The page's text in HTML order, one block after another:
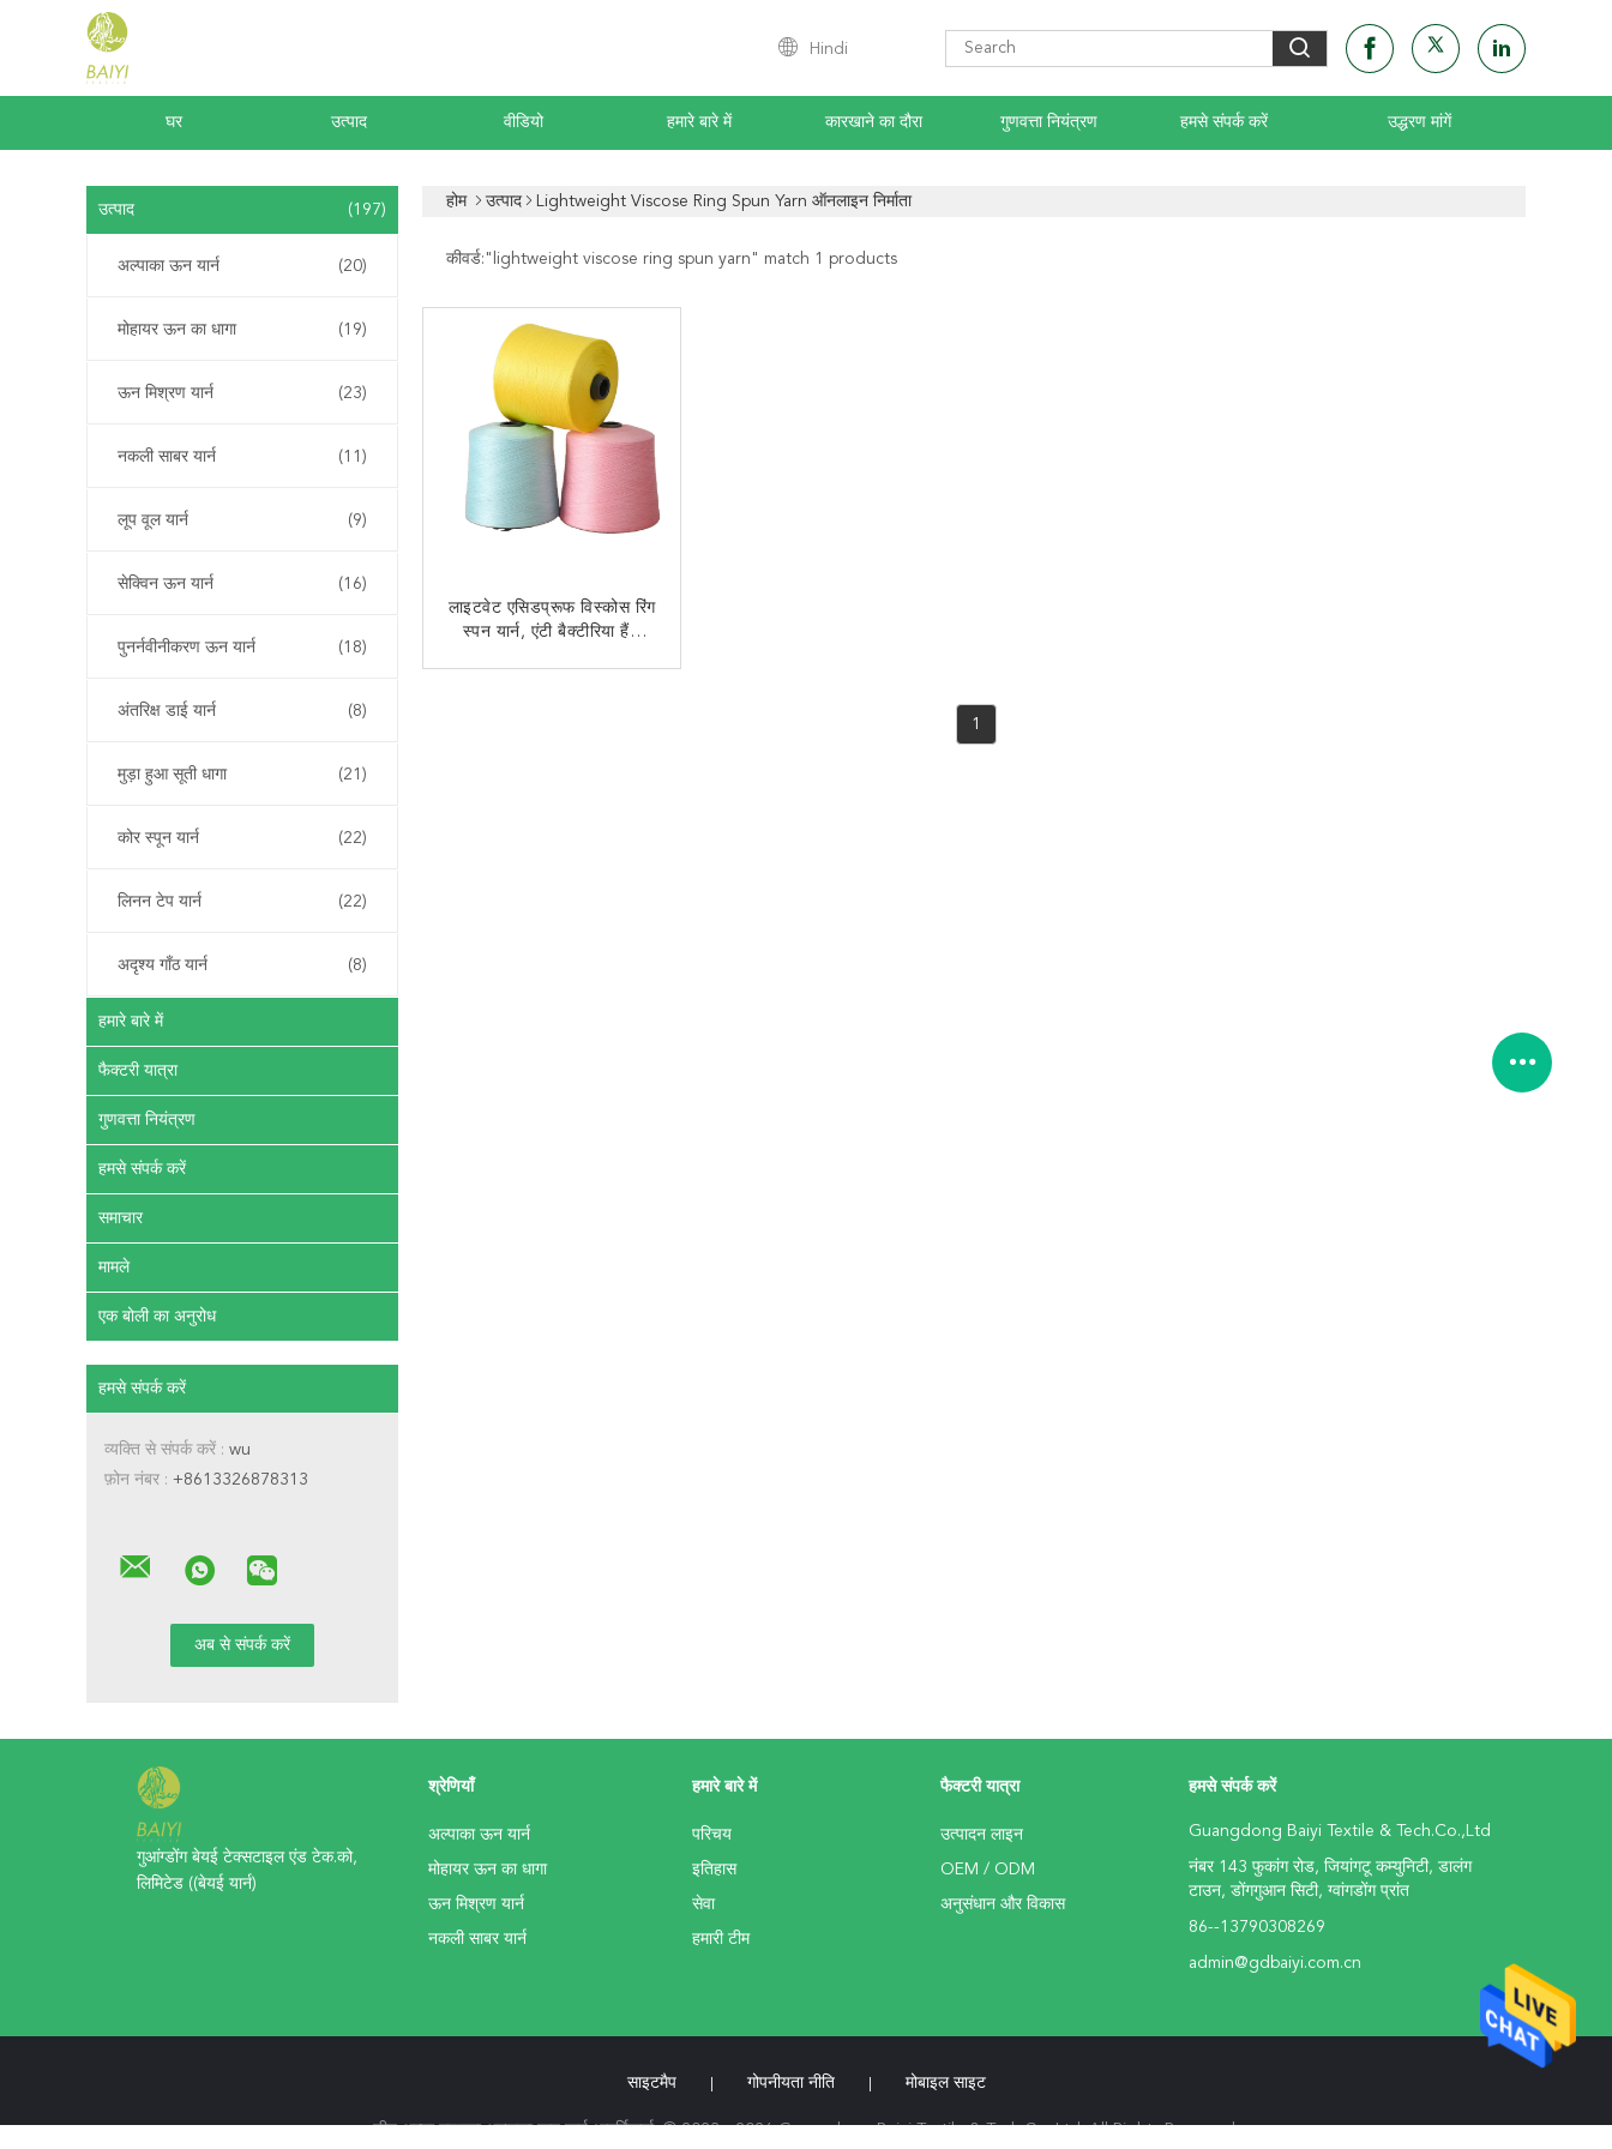
Hindi
घर उत्पाद वीडियो हमारे बारे में कारखाने का दौरा गुणवत्ता नियंत्रण हमसे संपर्क करें उद्धरण मांगें
उत्पाद (197)
अल्पाका ऊन यार्न (20)
मोहायर ऊन का धागा (19)
ऊन मिश्रण यार्न (23)
नकली साबर यार्न (11)
लूप वूल यार्न (9)
सेक्विन ऊन यार्न (16)
पुनर्नवीनीकरण ऊन यार्न (18)
अंतरिक्ष डाई यार्न (8)
मुड़ा हुआ सूती धागा (21)
कोर स्पून यार्न (22)
लिनन टेप यार्न (22)
अदृश्य गाँठ यार्न (8)
हमारे बारे में
फैक्टरी यात्रा
गुणवत्ता नियंत्रण
हमसे संपर्क करें
समाचार
मामले
एक बोली का अनुरोध
हमसे संपर्क करें
व्यक्ति से संपर्क करें : wu
फ़ोन नंबर : +8613326878313
होम उत्पाद Lightweight Viscose Ring Spun Yarn ऑनलाइन निर्माता
कीवर्ड:" lightweight viscose ring spun yarn " match 1 products
लाइटवेट एसिडप्रूफ विस्कोस रिंग
स्पन यार्न, एंटी बैक्टीरिया हैंड
1
गुआंग्डोंग बेयई टेक्सटाइल एंड टेक.को,
लिमिटेड ((बेयई यार्न)
श्रेणियाँ
अल्पाका ऊन यार्न
मोहायर ऊन का धागा
ऊन मिश्रण यार्न
नकली साबर यार्न
हमारे बारे में
परिचय
इतिहास
सेवा
हमारी टीम
फैक्टरी यात्रा
उत्पादन लाइन
OEM / ODM
अनुसंधान और विकास
हमसे संपर्क करें
Guangdong Baiyi Textile & Tech.Co.,Ltd
नंबर 143 फुकांग रोड, जियांगटू कम्युनिटी, डालंग
टाउन, डोंगगुआन सिटी, ग्वांगडोंग प्रांत
86--13790308269
admin@gdbaiyi.com.cn
साइटमैप गोपनीयता नीति मोबाइल साइट
चीन अच्छा गुणवत्ता अल्पाका ऊन यार्न आपूर्तिकर्ता. © 2023 - 2026 Guangdong Baiyi Textile & Tech.Co.,Ltd. All Rights Reserved.